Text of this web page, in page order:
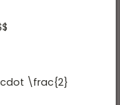
\frac{2}